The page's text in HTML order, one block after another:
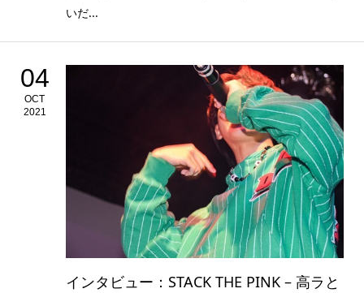
いだ...
04
OCT
2021
インタビュー：STACK THE PINK – 高ラと